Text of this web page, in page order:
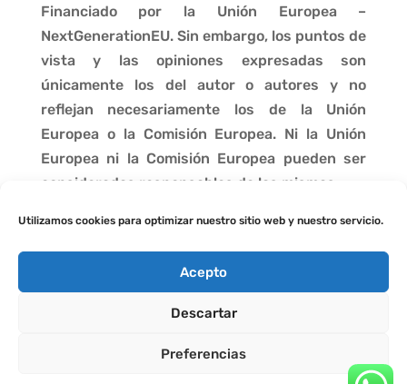
Utilizamos cookies para optimizar nuestro sitio web y nuestro servicio.
Acepto
Descartar
Preferencias
Financiado por la Unión Europea –
NextGenerationEU. Sin embargo, los puntos de
vista y las opiniones expresadas son
únicamente los del autor o autores y no
reflejan necesariamente los de la Unión
Europea o la Comisión Europea. Ni la Unión
Europea ni la Comisión Europea pueden ser
consideradas responsables de las mismas.